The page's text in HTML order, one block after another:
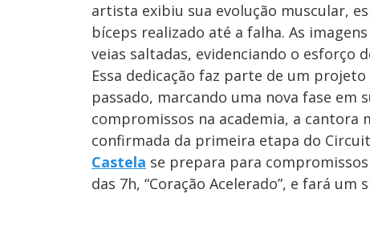
artista exibiu sua evolução muscular,
bíceps realizado até a falha. As
veias saltadas, evidenciando o esforço
Essa dedicação faz parte de um
passado, marcando uma nova fase em
compromissos na academia, a cantora
confirmada da primeira etapa do
Castela se prepara para
das 7h, “Coração Acelerado”, e fará